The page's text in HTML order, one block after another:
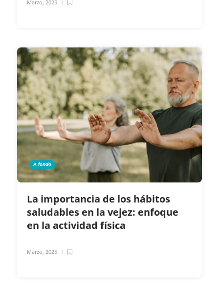
Marzo, 2025
A fondo
La importancia de los hábitos
saludables en la vejez: enfoque
en la actividad física
Marzo, 2025